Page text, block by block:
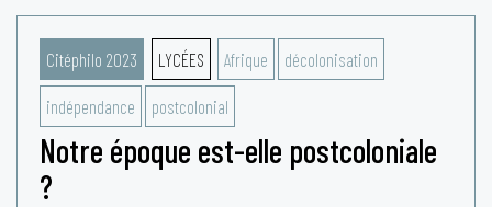
Citéphilo 2023 LYCÉES Afrique décolonisation
indépendance postcolonial
Notre époque est-elle postcoloniale
?